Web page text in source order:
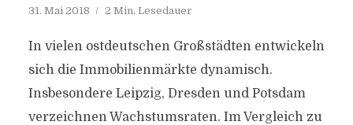
31. Mai 2018 2 Min. Lesedauer
In vielen ostdeutschen Großstädten entwickeln
sich die Immobilienmärkte dynamisch.
Insbesondere Leipzig, Dresden und Potsdam
verzeichnen Wachstumsraten. Im Vergleich zu